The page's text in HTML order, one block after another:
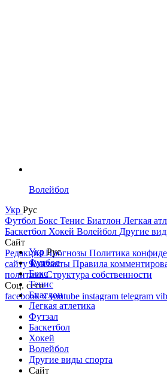
Волейбол
Укр Рус
Футбол Бокс Тенис Биатлон Легкая
Баскетбол Хокей Волейбол Другие
Сайт
РедакцияПрогнозы Политика
сайтуКонтакты Правила
политикаСтруктура собственности
Соц. сети
facebookxyoutube instagram telegram
УкрРус
Футбол
Бокс
Тенис
Биатлон
Легкая атлетика
Футзал
Баскетбол
Хокей
Волейбол
Другие виды спорта
Сайт